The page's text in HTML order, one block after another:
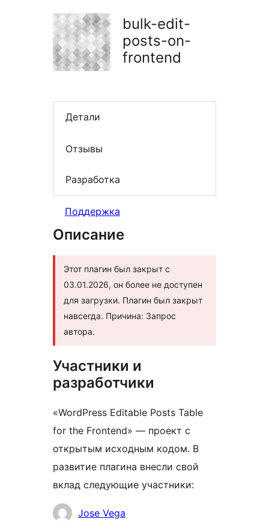
bulk-edit-
posts-on-
frontend
Детали
Отзывы
Разработка
Поддержка
Описание
Этот плагин был закрыт с
03.01.2026, он более не доступен
для загрузки. Плагин был закрыт
навсегда. Причина: Запрос
автора.
Участники и
разработчики
«WordPress Editable Posts Table
for the Frontend» — проект с
открытым исходным кодом. В
развитие плагина внесли свой
вклад следующие участники:
УчастникиJose Vega